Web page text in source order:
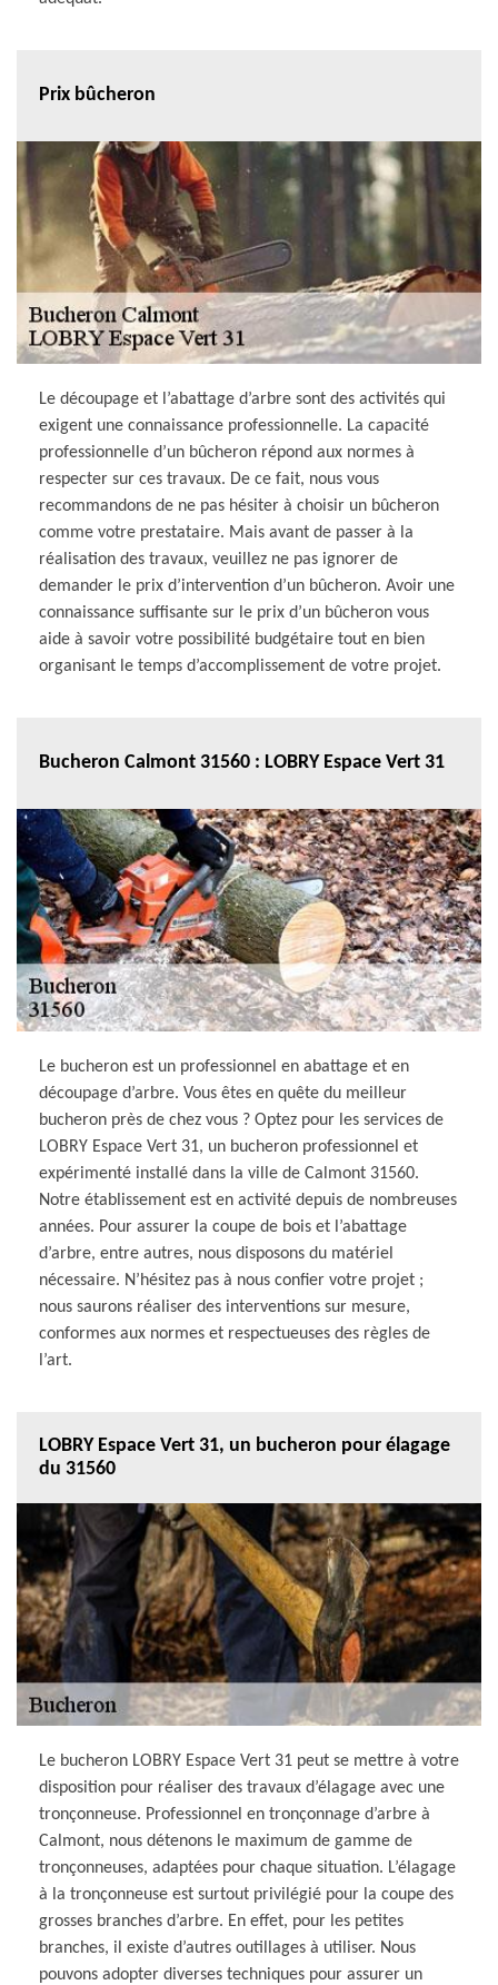
Prix bûcheron
Le découpage et l’abattage d’arbre sont des activités qui
exigent une connaissance professionnelle. La capacité
professionnelle d’un bûcheron répond aux normes à
respecter sur ces travaux. De ce fait, nous vous
recommandons de ne pas hésiter à choisir un bûcheron
comme votre prestataire. Mais avant de passer à la
réalisation des travaux, veuillez ne pas ignorer de
demander le prix d’intervention d’un bûcheron. Avoir une
connaissance suffisante sur le prix d’un bûcheron vous
aide à savoir votre possibilité budgétaire tout en bien
organisant le temps d’accomplissement de votre projet.
Bucheron Calmont 31560 : LOBRY Espace Vert 31
Le bucheron est un professionnel en abattage et en
découpage d’arbre. Vous êtes en quête du meilleur
bucheron près de chez vous ? Optez pour les services de
LOBRY Espace Vert 31, un bucheron professionnel et
expérimenté installé dans la ville de Calmont 31560.
Notre établissement est en activité depuis de nombreuses
années. Pour assurer la coupe de bois et l’abattage
d’arbre, entre autres, nous disposons du matériel
nécessaire. N’hésitez pas à nous confier votre projet ;
nous saurons réaliser des interventions sur mesure,
conformes aux normes et respectueuses des règles de
l’art.
LOBRY Espace Vert 31, un bucheron pour élagage
du 31560
Le bucheron LOBRY Espace Vert 31 peut se mettre à votre
disposition pour réaliser des travaux d’élagage avec une
tronçonneuse. Professionnel en tronçonnage d’arbre à
Calmont, nous détenons le maximum de gamme de
tronçonneuses, adaptées pour chaque situation. L’élagage
à la tronçonneuse est surtout privilégié pour la coupe des
grosses branches d’arbre. En effet, pour les petites
branches, il existe d’autres outillages à utiliser. Nous
pouvons adopter diverses techniques pour assurer un